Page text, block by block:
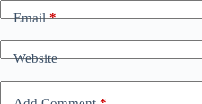
Email*
Website